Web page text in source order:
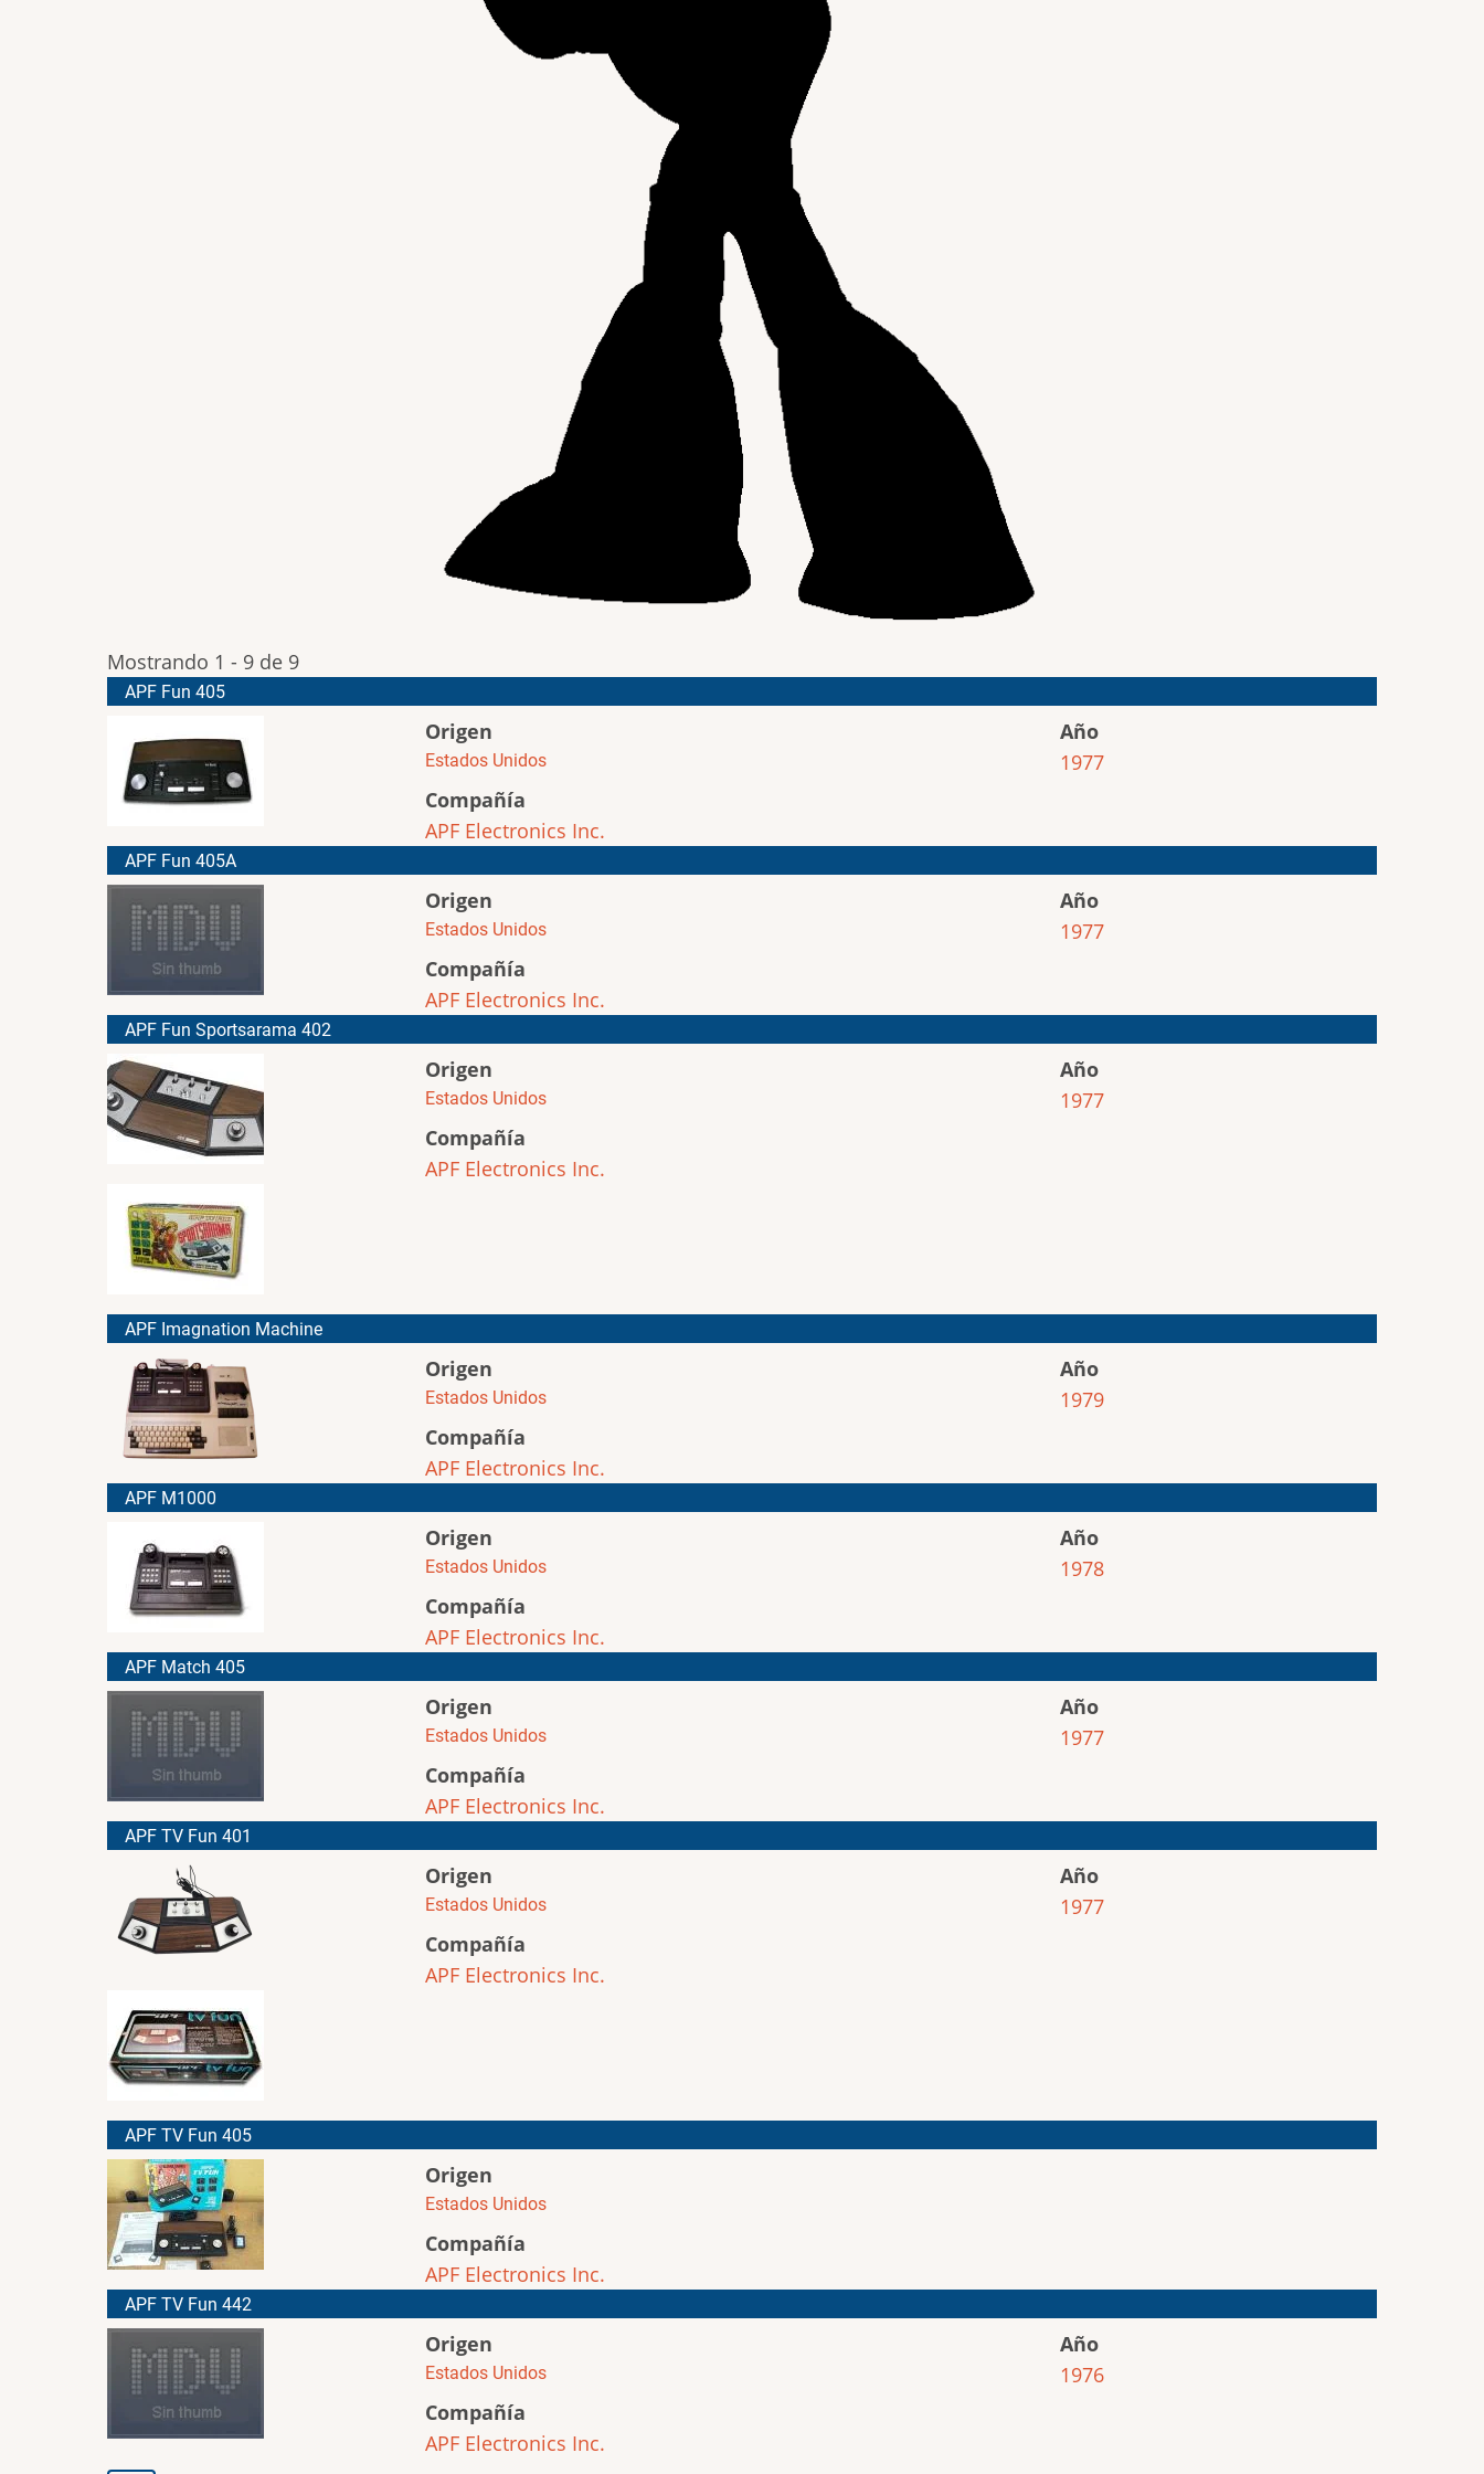
Mostrando 1 - 9 de 9
APF Fun 405
Origen
Estados Unidos
Compañía
APF Electronics Inc.
Año
1977
APF Fun 405A
Origen
Estados Unidos
Compañía
APF Electronics Inc.
Año
1977
APF Fun Sportsarama 402
Origen
Estados Unidos
Compañía
APF Electronics Inc.
Año
1977
APF Imagnation Machine
Origen
Estados Unidos
Compañía
APF Electronics Inc.
Año
1979
APF M1000
Origen
Estados Unidos
Compañía
APF Electronics Inc.
Año
1978
APF Match 405
Origen
Estados Unidos
Compañía
APF Electronics Inc.
Año
1977
APF TV Fun 401
Origen
Estados Unidos
Compañía
APF Electronics Inc.
Año
1977
APF TV Fun 405
Origen
Estados Unidos
Compañía
APF Electronics Inc.
APF TV Fun 442
Origen
Estados Unidos
Compañía
APF Electronics Inc.
Año
1976